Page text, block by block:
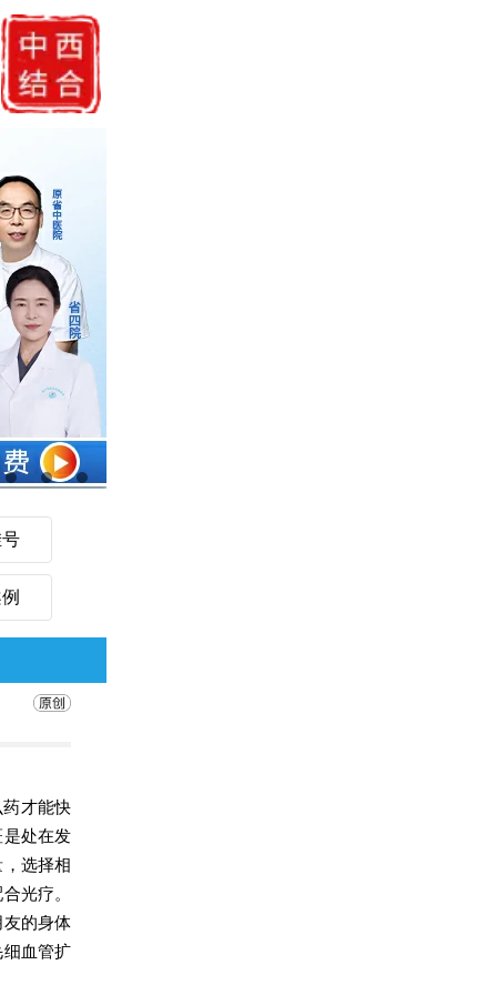
才能快
处在发
选择相
光疗。
的身体
血管扩